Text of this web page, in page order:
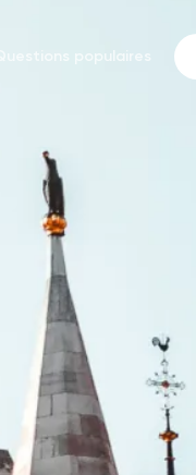
Questions populaires